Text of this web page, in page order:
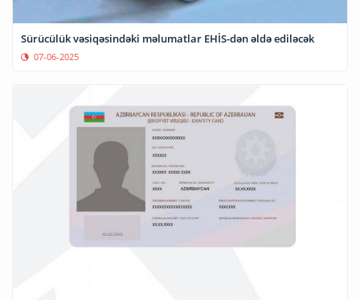
Sürücülük vəsiqəsindəki məlumatlar EHİS-dən əldə ediləcək
07-06-2025